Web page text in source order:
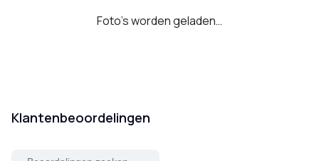
Foto's worden geladen…
Klantenbeoordelingen